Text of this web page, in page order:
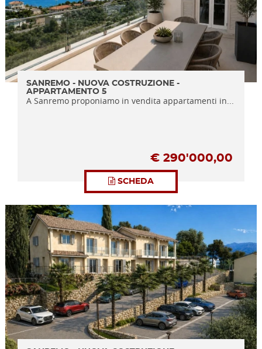
SANREMO - NUOVA COSTRUZIONE -
APPARTAMENTO 5
A Sanremo proponiamo in vendita appartamenti in...
€ 290'000,00
SCHEDA